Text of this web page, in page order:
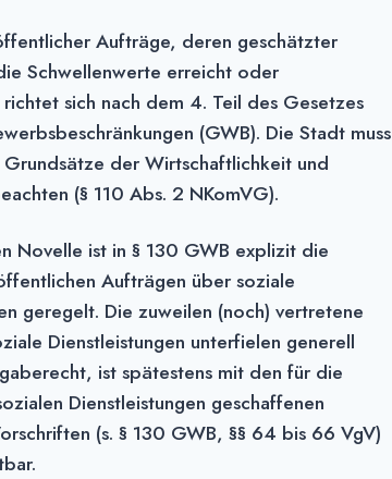
Aufträge, deren geschätzter
Schwellenwerte erreicht oder
sich nach dem 4. Teil des Gesetzes
(GWB). Die Stadt muss
der Wirt­schaftlichkeit und
(§ 110 Abs. 2 NKomVG).
Novelle ist in § 130 GWB explizit die
Aufträ­gen über soziale
geregelt. Die zuweilen (noch) vertretene
Dienst­leistungen unterfielen generell
ist spätestens mit den für die
Dienstleistungen geschaffenen
(s. § 130 GWB, §§ 64 bis 66 VgV)